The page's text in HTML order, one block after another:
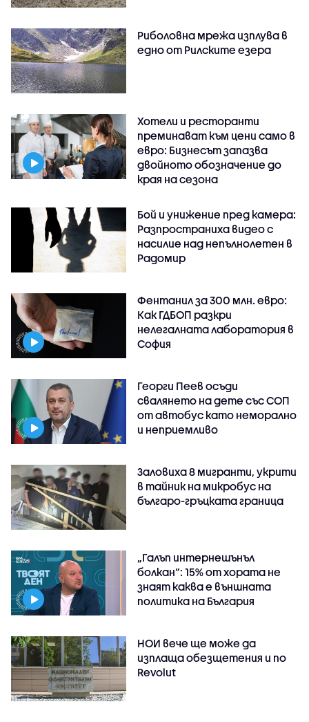
Риболовна мрежа изплува в
едно от Рилските езера
Хотели и ресторанти
преминават към цени само в
евро: Бизнесът запазва
двойното обозначение до
края на сезона
Бой и унижение пред камера:
Разпространиха видео с
насилие над непълнолетен в
Радомир
Фентанил за 300 млн. евро:
Как ГДБОП разкри
нелегалната лаборатория в
София
Георги Пеев осъди
свалянето на дете със СОП
от автобус като неморално
и неприемливо
Заловиха 8 мигранти, укрити
в тайник на микробус на
българо-гръцката граница
„Галъп интернешънъл
болкан“: 15% от хората не
знаят каква е външната
политика на България
НОИ вече ще може да
изплаща обезщетения и по
Revolut